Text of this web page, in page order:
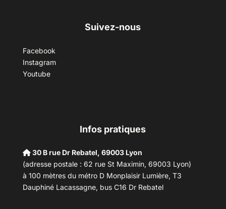
Suivez-nous
Facebook
Instagram
Youtube
Infos pratiques
30 B rue Dr Rebatel, 69003 Lyon
(adresse postale : 62 rue St Maximin, 69003 Lyon)
à 100 mètres du métro D Monplaisir Lumière, T3
Dauphiné Lacassagne, bus C16 Dr Rebatel